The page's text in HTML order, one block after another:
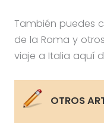
También puedes
de la Roma y
viaje a Italia aquí
OTROS